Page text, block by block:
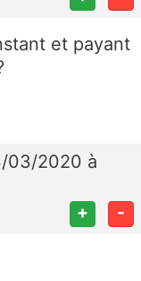
et payant
03/2020 à
+ -